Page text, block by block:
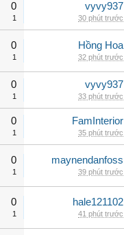
0
1
vyvy937
30 phút trước
0
1
Hồng Hoa
32 phút trước
0
1
vyvy937
33 phút trước
0
1
FamInterior
35 phút trước
0
1
maynendanfoss
39 phút trước
0
1
hale121102
41 phút trước